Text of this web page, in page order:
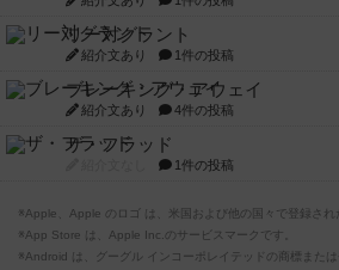
リー対グラント
紹介文あり 1件の投稿
ブレーキング・アウェイ
紹介文あり 4件の投稿
ザ・フラッド
1件の投稿
※Apple、Apple のロゴ は、米国および他の国々で登録され
※App Store は、Apple Inc.のサービスマークです。
※Android は、グーグル インコーポレイテッドの商標または